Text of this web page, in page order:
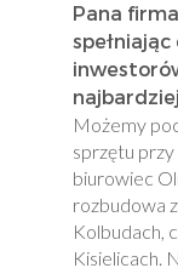
Pana
Możemy
sprzętu przy
biurowiec
rozbudowa
Kolbudach,
Kisielicach.